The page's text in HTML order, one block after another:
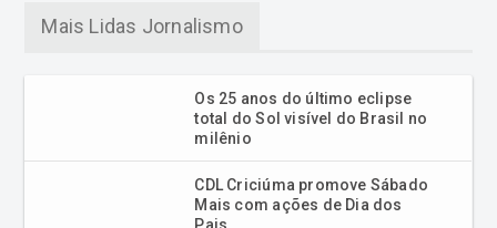
Mais Lidas Jornalismo
Os 25 anos do último eclipse
total do Sol visível do Brasil no
milênio
CDL Criciúma promove Sábado
Mais com ações de Dia dos